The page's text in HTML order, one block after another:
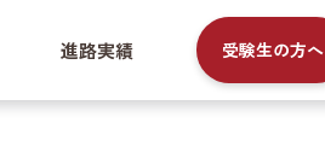
進路実績 受験生の方へ